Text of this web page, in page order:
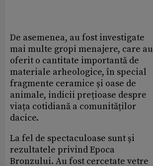
De asemenea, au fost investigate
mai multe gropi menajere, care au
oferit o cantitate importantă de
materiale arheologice, în special
fragmente ceramice și oase de
animale, indicii prețioase despre
viața cotidiană a comunităților
dacice.
La fel de spectaculoase sunt și
rezultatele privind Epoca
Bronzului. Au fost cercetate vetre